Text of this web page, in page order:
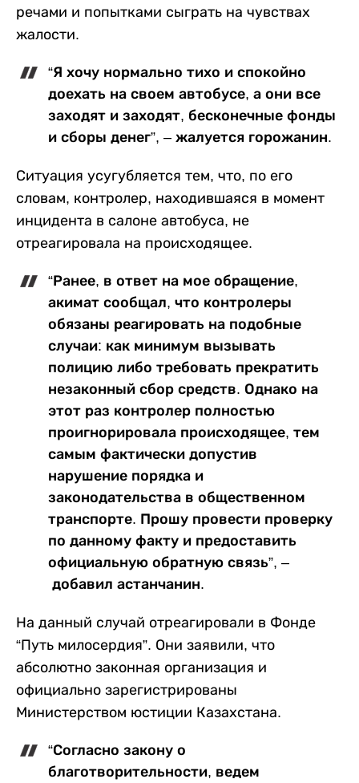
речами и попытками сыграть на чувствах
жалости.
“Я хочу нормально тихо и спокойно
доехать на своем автобусе, а они все
заходят и заходят, бесконечные фонды
и сборы денег”, – жалуется горожанин.
Ситуация усугубляется тем, что, по его
словам, контролер, находившаяся в момент
инцидента в салоне автобуса, не
отреагировала на происходящее.
“Ранее, в ответ на мое обращение,
акимат сообщал, что контролеры
обязаны реагировать на подобные
случаи: как минимум вызывать
полицию либо требовать прекратить
незаконный сбор средств. Однако на
этот раз контролер полностью
проигнорировала происходящее, тем
самым фактически допустив
нарушение порядка и
законодательства в общественном
транспорте. Прошу провести проверку
по данному факту и предоставить
официальную обратную связь”, –
добавил астанчанин.
На данный случай отреагировали в Фонде
“Путь милосердия”. Они заявили, что
абсолютно законная организация и
официально зарегистрированы
Министерством юстиции Казахстана.
“Согласно закону о
благотворительности, ведем